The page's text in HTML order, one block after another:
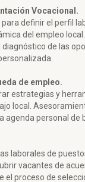
Vocacional.
definir el perfil
del empleo
de las
de empleo.
estrategias y
local.
agenda personal
laborales de
vacantes de
proceso de